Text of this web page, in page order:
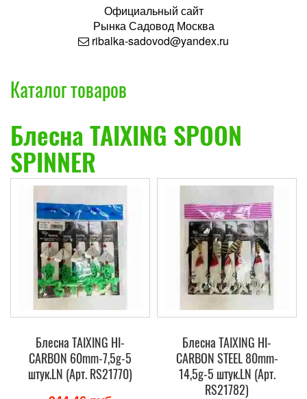
Официальный сайт
РынкаСадовод Москва
ribalka-sadovod@yandex.ru
Каталог товаров
Блесна TAIXING SPOON
SPINNER
Блесна TAIXING HI-
CARBON 60mm-7,5g-5
штук.LN (Арт. RS21770)
Блесна TAIXING HI-
CARBON STEEL 80mm-
14,5g-5 штук.LN (Арт.
RS21782)